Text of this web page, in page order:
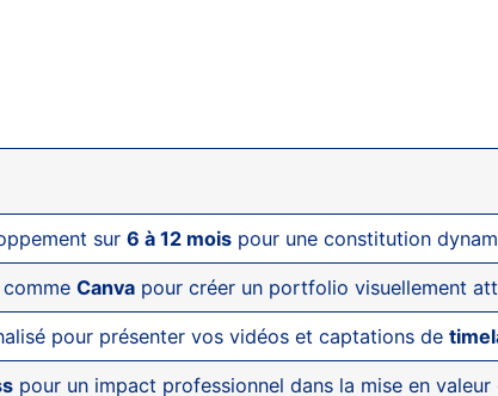
sur6 à 12 mois pour une constitution
commeCanva pour créer un portfolio visuellement
pour présenter vos vidéos et captations de
pour un impact professionnel dans la mise en